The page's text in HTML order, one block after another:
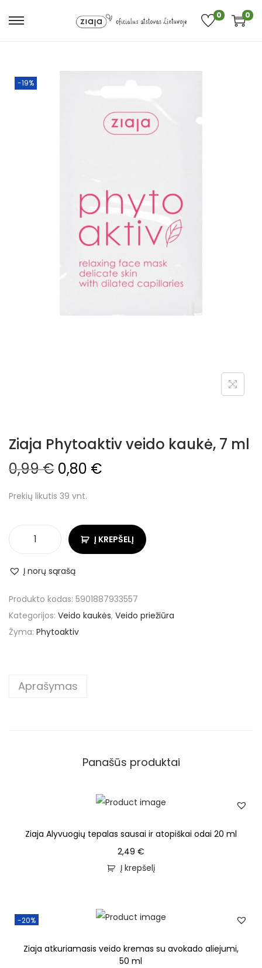
0 0
-19%
Ziaja Phytoaktiv veido kaukė, 7 ml
0,99€ 0,80 €
Prekių likutis 39 vnt.
Į KREPŠELĮ
Į norų sąrašą
Produkto kodas: 5901887933557
Kategorijos: Veido kaukės, Veido priežiūra
Žyma: Phytoaktiv
Aprašymas
Panašūs produktai
Ziaja Alyvuogių tepalas sausai ir atopiškai odai 20 ml
2,49 €
Į krepšelį
-20%
Ziaja atkuriamasis veido kremas su avokado aliejumi,
50 ml